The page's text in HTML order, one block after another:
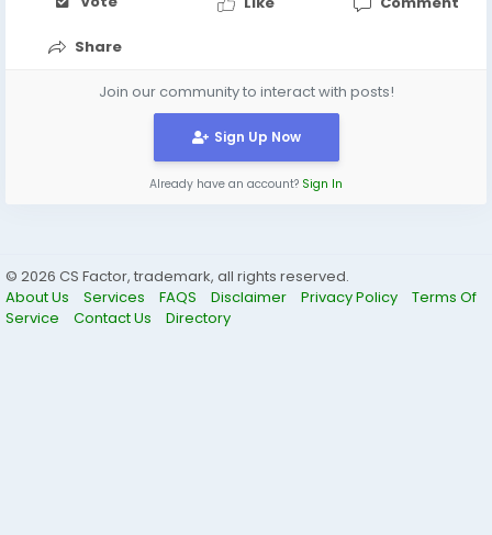
Share
Join our community to interact with posts!
Sign Up Now
Already have an account? Sign In
© 2026 CS Factor, trademark, all rights reserved.
About Us
Services FAQS Disclaimer Privacy Policy
Terms Of
Service
Contact Us Directory